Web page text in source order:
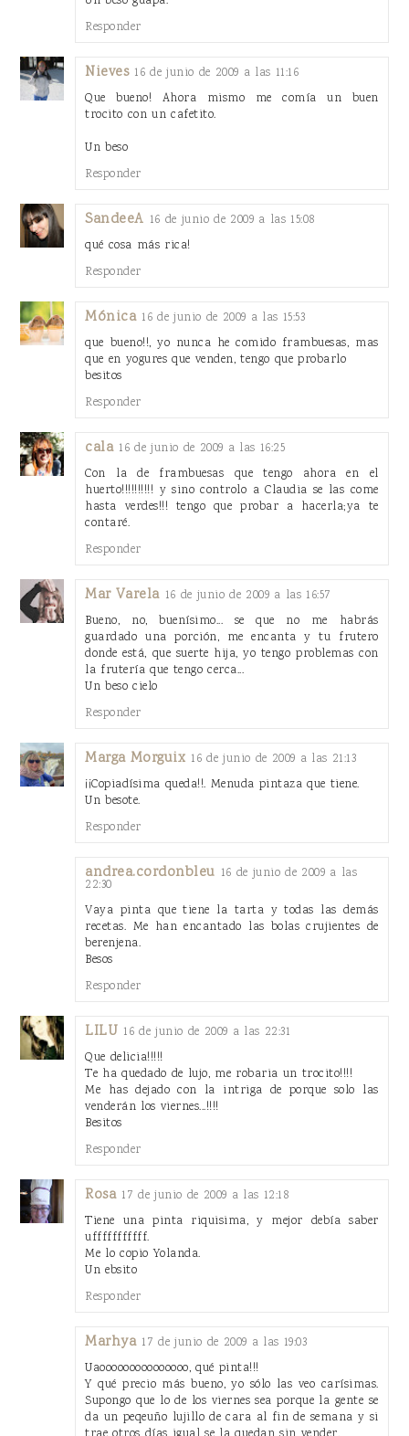
Responder
Nieves 16 de junio de 2009 a las 11:16
Que bueno! Ahora mismo me comía un buen
trocito con un cafetito.
Un beso
Responder
SandeeA 16 de junio de 2009 a las 15:08
qué cosa más rica!
Responder
Mónica 16 de junio de 2009 a las 15:53
que bueno!!, yo nunca he comido frambuesas, mas
que en yogures que venden, tengo que probarlo
besitos
Responder
cala 16 de junio de 2009 a las 16:25
Con la de frambuesas que tengo ahora en el
huerto!!!!!!!!!! y sino controlo a Claudia se las come
hasta verdes!!! tengo que probar a hacerla;ya te
contaré.
Responder
Mar Varela 16 de junio de 2009 a las 16:57
Bueno, no, buenísimo... se que no me habrás
guardado una porción, me encanta y tu frutero
donde está, que suerte hija, yo tengo problemas con
la frutería que tengo cerca...
Un beso cielo
Responder
Marga Morguix 16 de junio de 2009 a las 21:13
¡¡Copiadísima queda!!. Menuda pintaza que tiene.
Un besote.
Responder
andrea.cordonbleu 16 de junio de 2009 a las
22:30
Vaya pinta que tiene la tarta y todas las demás
recetas. Me han encantado las bolas crujientes de
berenjena.
Besos
Responder
LILU 16 de junio de 2009 a las 22:31
Que delicia!!!!!
Te ha quedado de lujo, me robaria un trocito!!!!
Me has dejado con la intriga de porque solo las
venderán los viernes...!!!!
Besitos
Responder
Rosa 17 de junio de 2009 a las 12:18
Tiene una pinta riquisima, y mejor debía saber
ufffffffffff.
Me lo copio Yolanda.
Un ebsito
Responder
Marhya 17 de junio de 2009 a las 19:03
Uaooooooooooooooo, qué pinta!!!
Y qué precio más bueno, yo sólo las veo carísimas.
Supongo que lo de los viernes sea porque la gente se
da un peqeuño lujillo de cara al fin de semana y si